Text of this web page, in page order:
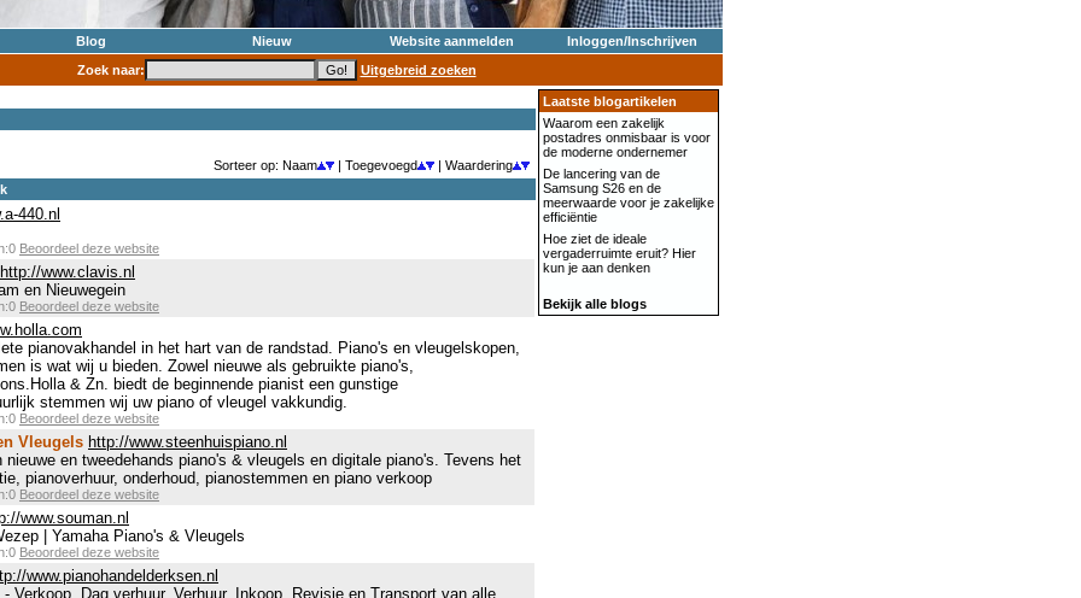
Blog Nieuw Website aanmelden
Inloggen/Inschrijven
Zoek naar:
Uitgebreid zoeken
Sorteer op: Naam | Toegevoegd
| Waardering
440.nl
Beoordeel deze website
http://www.clavis.nl
en Nieuwegein
Beoordeel deze website
pianovakhandel in het hart van de randstad. Piano's en vleugelskopen,
is wat wij u bieden. Zowel nieuwe als gebruikte piano's,
& Zn. biedt de beginnende pianist een gunstige
stemmen wij uw piano of vleugel vakkundig.
Beoordeel deze website
Vleugels http://www.steenhuispiano.nl
en tweedehands piano's & vleugels en digitale piano's. Tevens het
pianoverhuur, onderhoud, pianostemmen en piano verkoop
Beoordeel deze website
www.souman.nl
| Yamaha Piano's & Vleugels
Beoordeel deze website
www.pianohandelderksen.nl
Verkoop, Dag verhuur, Verhuur, Inkoop, Revisie en Transport van alle
Laatste blogartikelen
Waarom een zakelijk
postadres onmisbaar is voor
de moderne ondernemer
De lancering van de
Samsung S26 en de
meerwaarde voor je zakelijke
efficiëntie
Hoe ziet de ideale
vergaderruimte eruit? Hier
kun je aan denken
Bekijk alle blogs